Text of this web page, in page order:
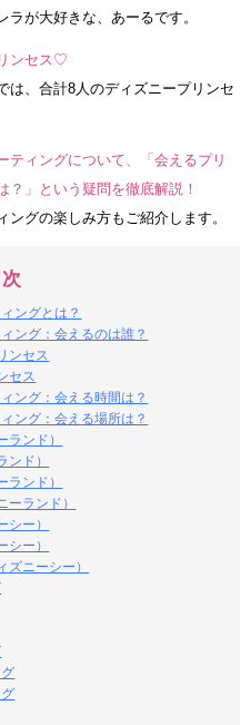
が大好きな、あーるです。
ンセス♡
は、合計8人のディズニープリンセ
ティングについて、「会えるプリ
？」という疑問を徹底解説！
グの楽しみ方もご紹介します。
次
ングとは？
ング：会えるのは誰？
ンセス
セス
ング：会える時間は？
ング：会える場所は？
ランド）
ド）
ランド）
ーランド）
シー）
ー）
ズニーシー）